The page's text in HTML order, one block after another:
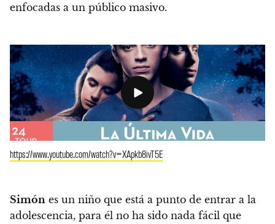
enfocadas a un público masivo.
https://www.youtube.com/watch?v=XApkb8ivT5E
Simón es un niño que está a punto de entrar a la
adolescencia, para él no ha sido nada fácil que